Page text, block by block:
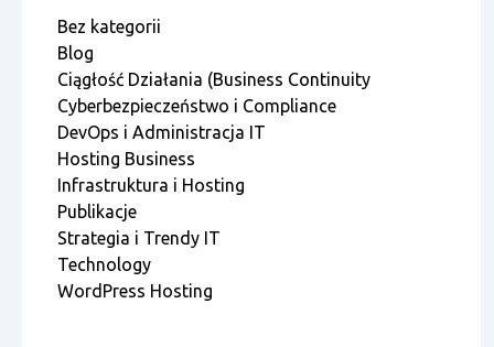
Bez kategorii
Blog
Ciągłość Działania (Business Continuity
Cyberbezpieczeństwo i Compliance
DevOps i Administracja IT
Hosting Business
Infrastruktura i Hosting
Publikacje
Strategia i Trendy IT
Technology
WordPress Hosting